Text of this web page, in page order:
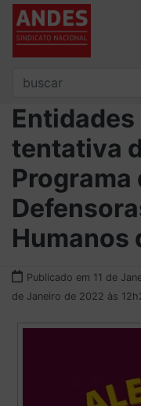
tentativa
Programa
Humanos
Publicado em 11 de
de Janeiro de 2022 às